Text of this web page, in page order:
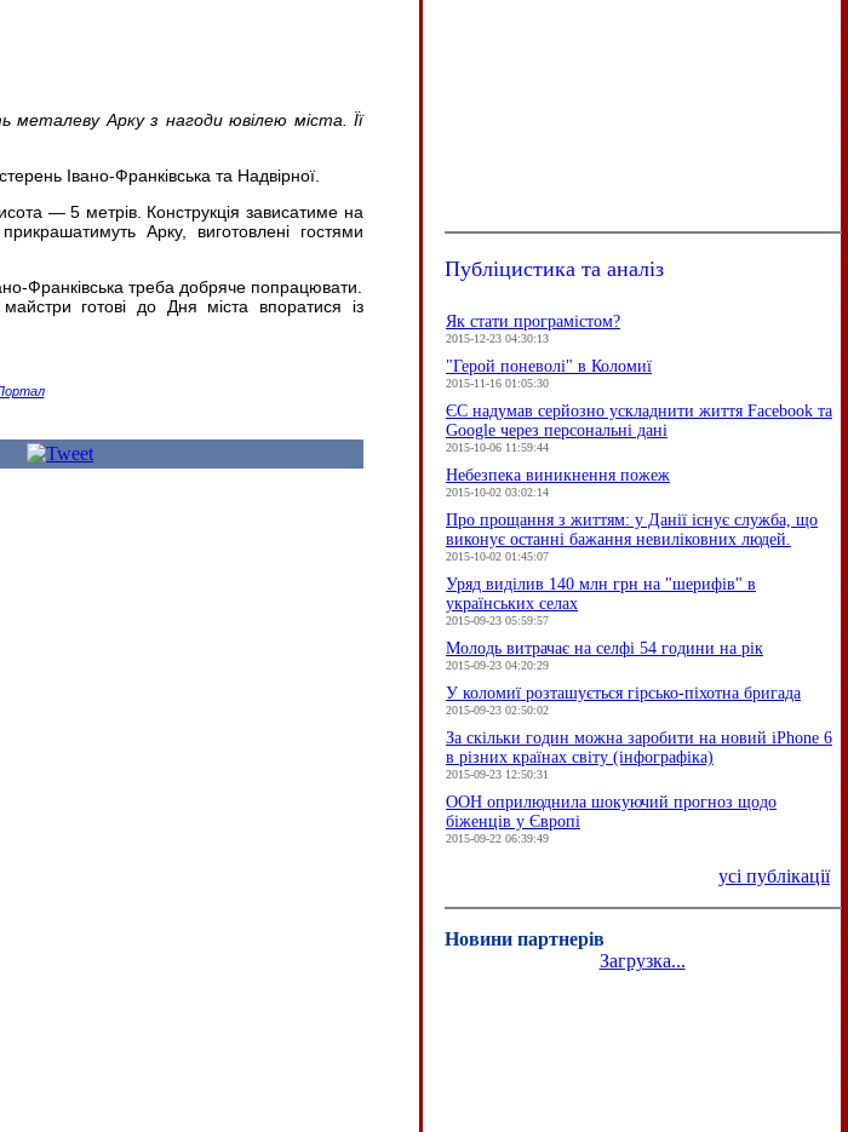
металеву Арку з нагоди ювілею міста. Її
Івано-Франківська та Надвірної.
— 5 метрів. Конструкція зависатиме на
Арку, виготовлені гостями
Франківська треба добряче попрацювати.
готові до Дня міста впоратися із
Публіцистика та аналіз
Як стати програмістом?
2015-12-23 04:30:13
"Герой поневолі" в Коломиї
2015-11-16 01:05:30
ЄC надумав серйозно ускладнити життя Facebook та
Google через персональні дані
2015-10-06 11:59:44
Небезпека виникнення пожеж
2015-10-02 03:02:14
Про прощання з життям: у Данії існує служба, що
виконує останні бажання невиліковних людей.
2015-10-02 01:45:07
Уряд виділив 140 млн грн на "шерифів" в
українських селах
2015-09-23 05:59:57
Молодь витрачає на селфі 54 години на рік
2015-09-23 04:20:29
У коломиї розташується гірсько-піхотна бригада
2015-09-23 02:50:02
За скільки годин можна заробити на новий iPhone 6
в різних країнах світу (інфографіка)
2015-09-23 12:50:31
ООН оприлюднила шокуючий прогноз щодо
біженців у Європі
2015-09-22 06:39:49
усі публікації
Новини партнерів
Загрузка...